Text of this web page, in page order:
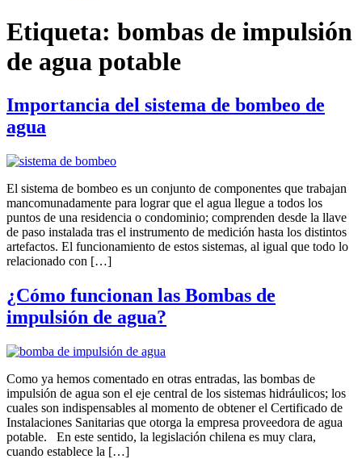
Etiqueta: bombas de impulsión
de agua potable
Importancia del sistema de bombeo de
agua
El sistema de bombeo es un conjunto de componentes que trabajan
mancomunadamente para lograr que el agua llegue a todos los
puntos de una residencia o condominio; comprenden desde la llave
de paso instalada tras el instrumento de medición hasta los distintos
artefactos. El funcionamiento de estos sistemas, al igual que todo lo
relacionado con […]
¿Cómo funcionan las Bombas de
impulsión de agua?
Como ya hemos comentado en otras entradas, las bombas de
impulsión de agua son el eje central de los sistemas hidráulicos; los
cuales son indispensables al momento de obtener el Certificado de
Instalaciones Sanitarias que otorga la empresa proveedora de agua
potable. En este sentido, la legislación chilena es muy clara,
cuando establece la […]